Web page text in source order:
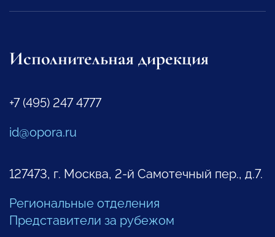
Исполнительная дирекция
+7 (495) 247 4777
id@opora.ru
127473, г. Москва, 2-й Самотечный пер., д.7.
Региональные отделения
Представители за рубежом